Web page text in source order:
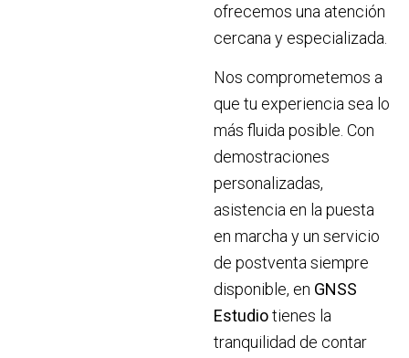
ofrecemos una atención
cercana y especializada.
Nos comprometemos a
que tu experiencia sea lo
más fluida posible. Con
demostraciones
personalizadas,
asistencia en la puesta
en marcha y un servicio
de postventa siempre
disponible, en GNSS
Estudiotienes la
tranquilidad de contar